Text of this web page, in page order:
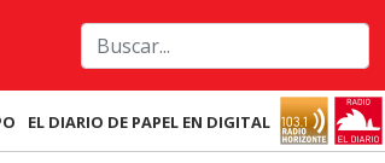
EL DIARIO DE PAPEL EN DIGITAL